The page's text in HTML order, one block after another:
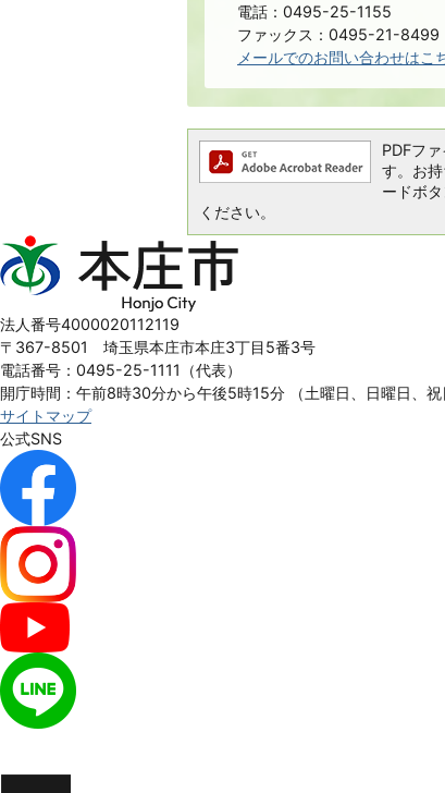
電話：0495-25-1155
ファックス：0495-21-8499
メールでのお問い合わせはこ
PDFフ
す。お
ードボ
ください。
本
庄
Honjo
City
法人番号4000020112119
〒367-8501 埼玉県本庄市本庄3丁目5番3号
電話番号：0495-25-1111（代表）
開庁時間：午前8時30分から午後5時15分
（土曜日、日曜日、
サイトマップ
公式SNS